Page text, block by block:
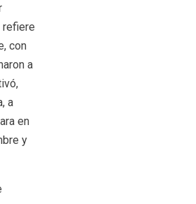
refiere
con
a
a
en
y